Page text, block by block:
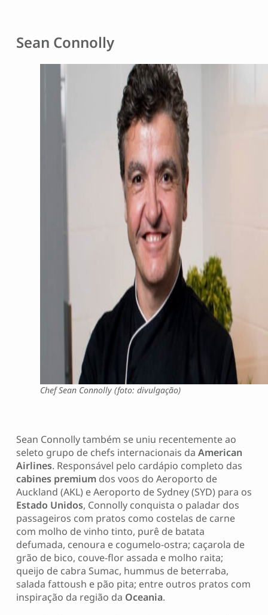
Sean Connolly
Chef Sean Connolly (foto: divulgação)
Sean Connolly também se uniu recentemente ao
seleto grupo de chefs internacionais da American
Airlines. Responsável pelo cardápio completo das
cabines premiumdos voos do Aeroporto de
Auckland (AKL) e Aeroporto de Sydney (SYD) para os
Estado Unidos, Connolly conquista o paladar dos
passageiros com pratos como costelas de carne
com molho de vinho tinto, purê de batata
defumada, cenoura e cogumelo-ostra; caçarola de
grão de bico, couve-flor assada e molho raita;
queijo de cabra Sumac, hummus de beterraba,
salada fattoush e pão pita; entre outros pratos com
inspiração da região da Oceania.